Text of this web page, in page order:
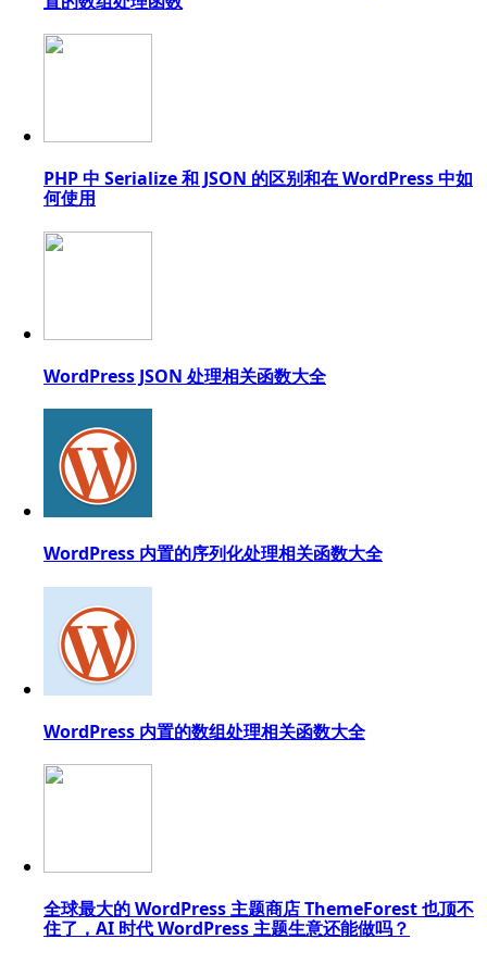
PHP 中 Serialize 和 JSON 的区别和在 WordPress 中如
何使用
WordPress JSON 处理相关函数大全
WordPress 内置的序列化处理相关函数大全
WordPress 内置的数组处理相关函数大全
全球最大的 WordPress 主题商店 ThemeForest 也顶不
住了，AI 时代 WordPress 主题生意还能做吗？